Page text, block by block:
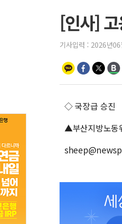
[인사]
기사입력 : 2026년
◇ 국장급 승진
▲부산지방노동